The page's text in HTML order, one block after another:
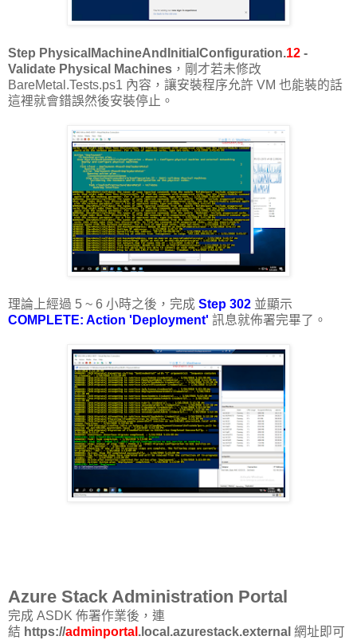
Step PhysicalMachineAndInitialConfiguration.12 -
Validate Physical Machines ，剛才若未修改
BareMetal.Tests.ps1 內容，讓安裝程序允許 VM 也能裝的話
這裡就會錯誤然後安裝停止。
理論上經過 5 ~ 6 小時之後，完成 Step 302 並顯示
COMPLETE: Action 'Deployment' 訊息就佈署完畢了。
Azure Stack Administration Portal
完成 ASDK 佈署作業後，連
結 https://adminportal .local.azurestack.external 網址即可